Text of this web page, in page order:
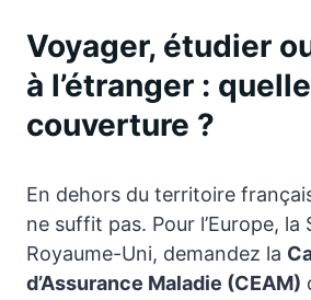
Voyager, étudier
à l’étranger : quelle
couverture ?
En dehors du territoire
ne suffit pas. Pour l’Europe, la
Royaume-Uni, demandez la
d’Assurance Maladie (CEAM)